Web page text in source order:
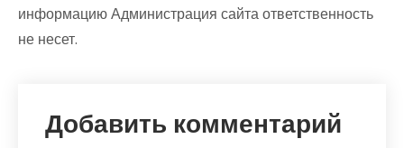
информацию Администрация сайта ответственность
не несет.
Добавить комментарий